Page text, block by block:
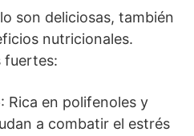
son deliciosas, también
nutricionales.
fuertes:
: Rica en polifenoles y
a combatir el estrés